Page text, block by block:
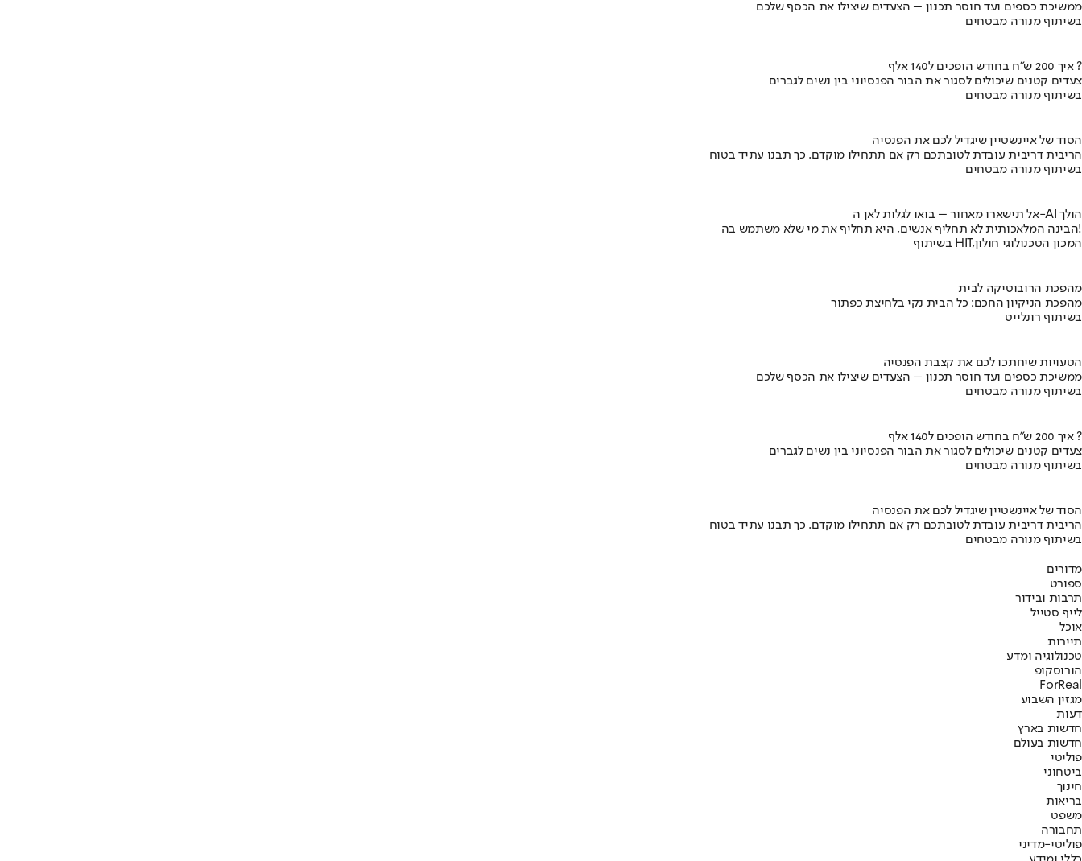
ממשיכת כספים ועד חוסר תכנון – הצעדים שיצילו את הכסף שלכם
בשיתוף מנורה מבטחים
איך 200 ש"ח בחודש הופכים ל140 אלף ?
צעדים קטנים שיכולים לסגור את הבור הפנסיוני בין נשים לגברים
בשיתוף מנורה מבטחים
הסוד של איינשטיין שיגדיל לכם את הפנסיה
הריבית דריבית עובדת לטובתכם רק אם תתחילו מוקדם. כך תבנו עתיד בטוח
בשיתוף מנורה מבטחים
אל תישארו מאחור – בואו לגלות לאן ה-AI הולך
הבינה המלאכותית לא תחליף אנשים, היא תחליף את מי שלא משתמש בה!
בשיתוף HIT,המכון הטכנולוגי חולון
מהפכת הרובוטיקה לבית
מהפכת הניקיון החכם: כל הבית נקי בלחיצת כפתור
בשיתוף רונלייט
הטעויות שיחתכו לכם את קצבת הפנסיה
ממשיכת כספים ועד חוסר תכנון – הצעדים שיצילו את הכסף שלכם
בשיתוף מנורה מבטחים
איך 200 ש"ח בחודש הופכים ל140 אלף ?
צעדים קטנים שיכולים לסגור את הבור הפנסיוני בין נשים לגברים
בשיתוף מנורה מבטחים
הסוד של איינשטיין שיגדיל לכם את הפנסיה
הריבית דריבית עובדת לטובתכם רק אם תתחילו מוקדם. כך תבנו עתיד בטוח
בשיתוף מנורה מבטחים
מדורים
ספורט
תרבות ובידור
לייף סטייל
אוכל
תיירות
טכנולוגיה ומדע
הורוסקופ
ForReal
מגזין השבוע
דעות
חדשות בארץ
חדשות בעולם
פוליטי
ביטחוני
חינוך
בריאות
משפט
תחבורה
פוליטי-מדיני